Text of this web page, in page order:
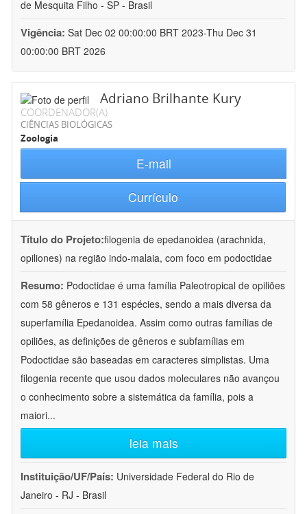
de Mesquita Filho - SP - Brasil
Vigência: Sat Dec 02 00:00:00 BRT 2023-Thu Dec 31
00:00:00 BRT 2026
Adriano Brilhante Kury
COORDENADOR(A)
CIÊNCIAS BIOLÓGICAS
Zoologia
E-mail
Currículo
Título do Projeto:filogenia de epedanoidea (arachnida,
opiliones) na região indo-malaia, com foco em podoctidae
Resumo: Podoctidae é uma família Paleotropical de opiliões
com 58 gêneros e 131 espécies, sendo a mais diversa da
superfamília Epedanoidea. Assim como outras famílias de
opiliões, as definições de gêneros e subfamílias em
Podoctidae são baseadas em caracteres simplistas. Uma
filogenia recente que usou dados moleculares não avançou
o conhecimento sobre a sistemática da família, pois a
maiori...
leia mais
Instituição/UF/País: Universidade Federal do Rio de
Janeiro - RJ - Brasil